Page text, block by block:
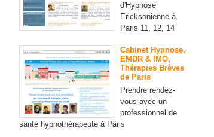
d'Hypnose
Ericksonienne à
Paris 11, 12, 14
Cabinet Hypnose,
EMDR & IMO,
Thérapies Brèves
de Paris
Prendre rendez-
vous avec un
professionnel de
santé hypnothérapeute à Paris